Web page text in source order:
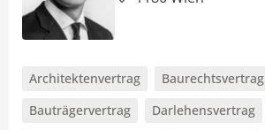
Architektenvertrag
Baurechtsvertrag
Bauträgervertrag
Darlehensvertrag